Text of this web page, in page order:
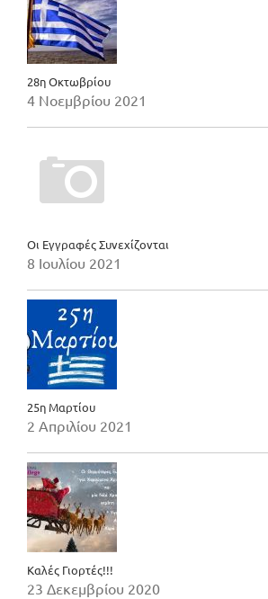
28η Οκτωβρίου
4 Νοεμβρίου 2021
Οι Εγγραφές Συνεχίζονται
8 Ιουλίου 2021
25η Μαρτίου
2 Απριλίου 2021
Καλές Γιορτές!!!
23 Δεκεμβρίου 2020